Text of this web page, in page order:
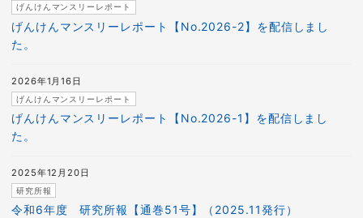
げんけんマンスリーレポート【No.2026-2】を配信しまし
た。
げんけんマンスリーレポート
げんけんマンスリーレポート【No.2026-1】を配信しまし
た。
げんけんマンスリーレポート
2026年1月16日
令和6年度 研究所報【通巻51号】（2025.11発行）
研究所報
2025年12月20日